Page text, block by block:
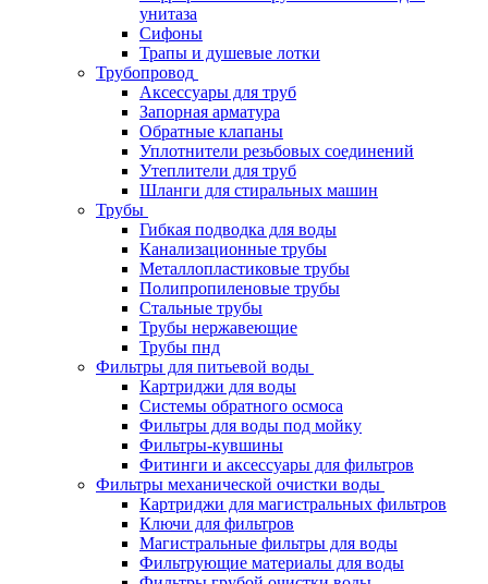
унитаза
Сифоны
Трапы и душевые лотки
Трубопровод
Аксессуары для труб
Запорная арматура
Обратные клапаны
Уплотнители резьбовых соединений
Утеплители для труб
Шланги для стиральных машин
Трубы
Гибкая подводка для воды
Канализационные трубы
Металлопластиковые трубы
Полипропиленовые трубы
Стальные трубы
Трубы нержавеющие
Трубы пнд
Фильтры для питьевой воды
Картриджи для воды
Системы обратного осмоса
Фильтры для воды под мойку
Фильтры-кувшины
Фитинги и аксессуары для фильтров
Фильтры механической очистки воды
Картриджи для магистральных фильтров
Ключи для фильтров
Магистральные фильтры для воды
Фильтрующие материалы для воды